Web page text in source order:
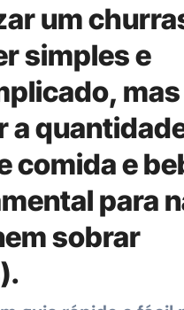
um
simples e
mas
a
comida e
para
sobrar